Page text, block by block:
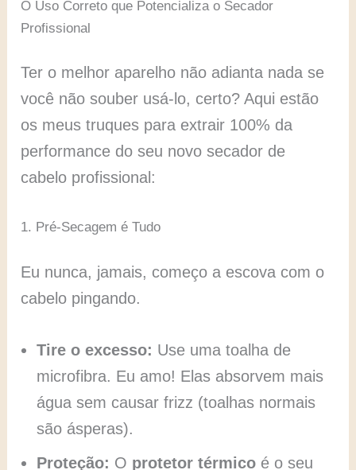
O Uso Correto que Potencializa o Secador
Profissional
Ter o melhor aparelho não adianta nada se
você não souber usá-lo, certo? Aqui estão
os meus truques para extrair 100% da
performance do seu novo secador de
cabelo profissional:
1. Pré-Secagem é Tudo
Eu nunca, jamais, começo a escova com o
cabelo pingando.
Tire o excesso: Use uma toalha de
microfibra. Eu amo! Elas absorvem mais
água sem causar frizz (toalhas normais
são ásperas).
Proteção: O protetor térmico é o seu